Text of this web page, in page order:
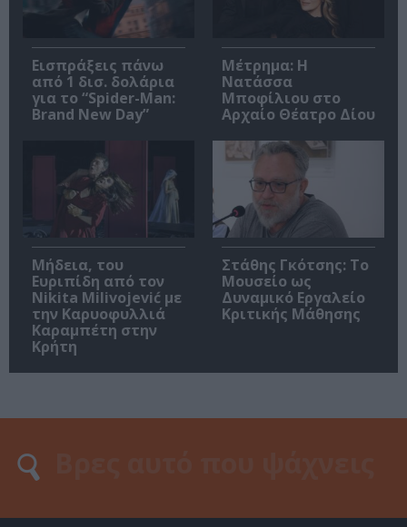
Εισπράξεις πάνω
από 1 δισ. δολάρια
για το “Spider-Man:
Brand New Day”
Μέτρημα: Η
Νατάσσα
Μποφίλιου στο
Αρχαίο Θέατρο Δίου
Μήδεια, του
Ευριπίδη από τον
Nikita Milivojević με
την Καρυοφυλλιά
Καραμπέτη στην
Κρήτη
Στάθης Γκότσης: Το
Μουσείο ως
Δυναμικό Εργαλείο
Κριτικής Μάθησης